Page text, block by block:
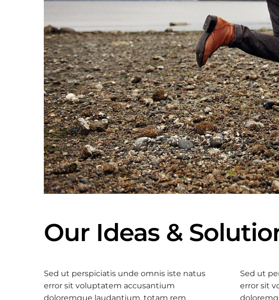
Our Ideas &
Sed ut perspiciatis unde omnis iste natus
error sit voluptatem accusantium
doloremque laudantium, totam rem
Sed ut
error sit